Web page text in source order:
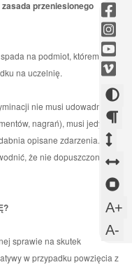
-
się
w
-
się
w
-
się
w
się
w
A+
A-
przeniesionego
na podmiot, któremu
na uczelnię.
nie musi udowadniać
nagrań), musi jedynie
opisane zdarzenia.
że nie dopuszczono się
sprawie na skutek
w przypadku powzięcia z